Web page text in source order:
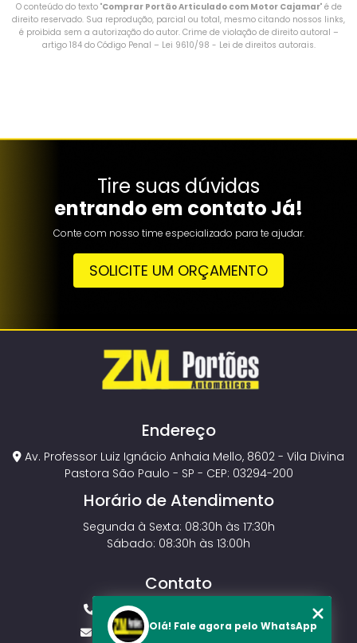
O conteúdo do texto "Comprar Portão Articulado com Motor Cajamar" é de
direito reservado. Sua reprodução, parcial ou total, mesmo citando nossos links,
é proibida sem a autorização do autor. Crime de violação de direito autoral –
artigo 184 do Código Penal – Lei 9610/98 - Lei de direitos autorais.
Tire suas dúvidas
entrando em contato Já!
Conte com nosso time especializado para te ajudar.
SOLICITE UM ORÇAMENTO
Endereço
Av. Professor Luiz Ignácio Anhaia Mello, 8602 - Vila Divina
Pastora São Paulo - SP - CEP: 03294-200
Horário de Atendimento
Segunda à Sexta: 08:30h às 17:30h
Sábado: 08:30h às 13:00h
Contato
(11) 2143-4826
vendas.zmportoes@gmail.com
Olá! Fale agora pelo WhatsApp